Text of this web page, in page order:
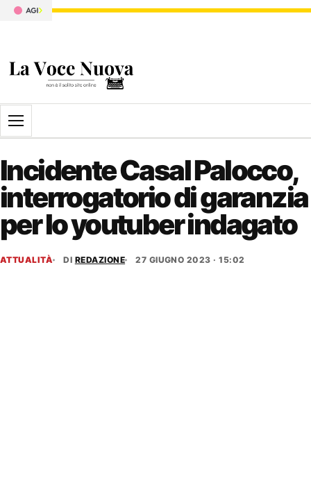
Apri il menu
Incidente Casal Palocco,
interrogatorio di garanzia
per lo youtuber indagato
ATTUALITÀ DI REDAZIONE 27 GIUGNO 2023 · 15:02